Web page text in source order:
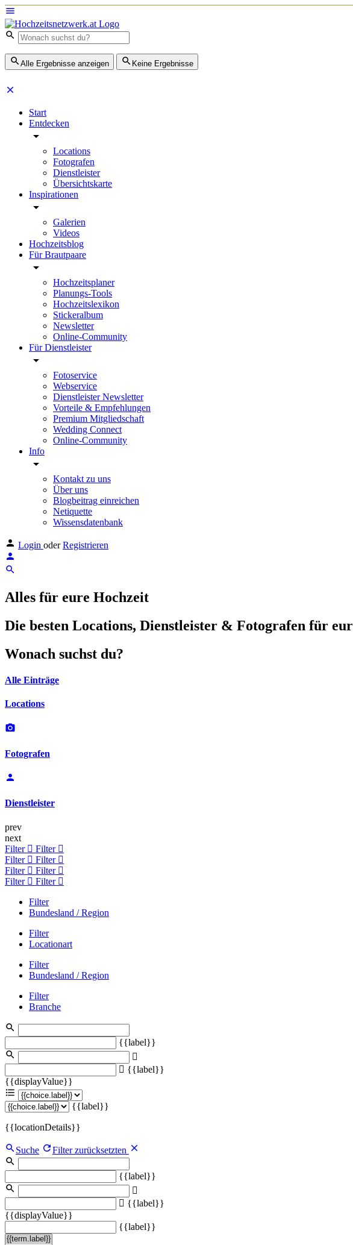
Alle Ergebnisse anzeigen Keine Ergebnisse
Start
Entdecken
Locations
Fotografen
Dienstleister
Übersichtskarte
Inspirationen
Galerien
Videos
Hochzeitsblog
Für Brautpaare
Hochzeitsplaner
Planungs-Tools
Hochzeitslexikon
Stickeralbum
Newsletter
Online-Community
Für Dienstleister
Fotoservice
Webservice
Dienstleister Newsletter
Vorteile & Empfehlungen
Premium Mitgliedschaft
Wedding Connect
Online-Community
Info
Kontakt zu uns
Über uns
Blogbeitrag einreichen
Netiquette
Wissensdatenbank
Login oder Registrieren
Alles für eure Hochzeit
Die besten Locations, Dienstleister & Fotografen für
Wonach suchst du?
Alle Einträge
Locations
Fotografen
Dienstleister
prev
next
Filter
Filter
Filter
Filter
Filter
Filter
Filter
Filter
Filter
Bundesland / Region
Filter
Locationart
Filter
Bundesland / Region
Filter
Branche
{{label}}
{{label}}
{{displayValue}}
{{label}}
{{locationDetails}}
Suche Filter zurücksetzten
{{label}}
{{label}}
{{displayValue}}
{{label}}